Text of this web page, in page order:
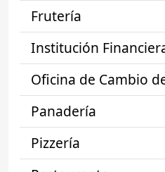
Frutería
Institución
Oficina de Cambio
Panadería
Pizzería